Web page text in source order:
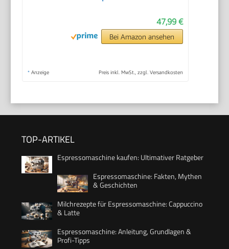
47,99 €
Bei Amazon ansehen
* Anzeige Preis inkl. MwSt., zzgl. Versandkosten
TOP-ARTIKEL
Espressomaschine kaufen: Ultimativer Ratgeber
Espressomaschine: Fakten, Mythen
& Geschichten
Milchrezepte für Espressomaschine: Cappuccino
& Latte
Espressomaschine: Anleitung, Grundlagen &
Profi-Tipps